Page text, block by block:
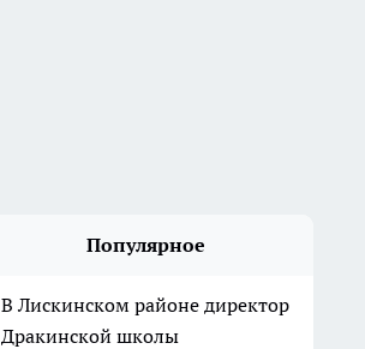
Популярное
В Лискинском районе директор
Дракинской школы